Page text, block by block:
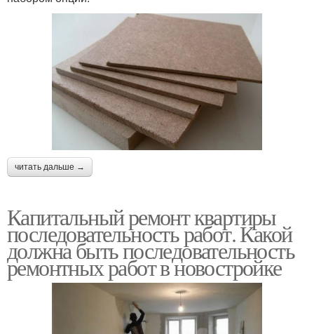
читать дальше →
Капитальный ремонт квартиры
последовательность работ. Какой
должна быть последовательность
ремонтных работ в новостройке